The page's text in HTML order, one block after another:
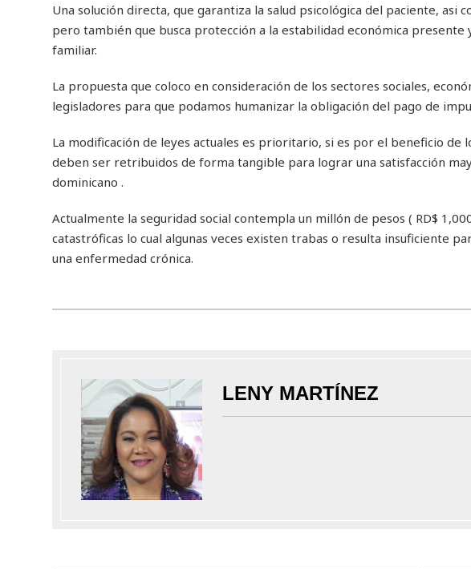
Una solución directa, que garantiza la salud psicológica del paciente, asi
pero también que busca protección a la estabilidad económica
familiar.
La propuesta que coloco en consideración de los sectores sociales,
legisladores para que podamos humanizar la obligación del pago de
La modificación de leyes actuales es prioritario, si es por el beneficio de
deben ser retribuidos de forma tangible para lograr una satisfacción
dominicano .
Actualmente la seguridad social contempla un millón de pesos ( RD$
catastróficas lo cual algunas veces existen trabas o resulta insuficiente
una enfermedad crónica.
LENY MARTÍNEZ